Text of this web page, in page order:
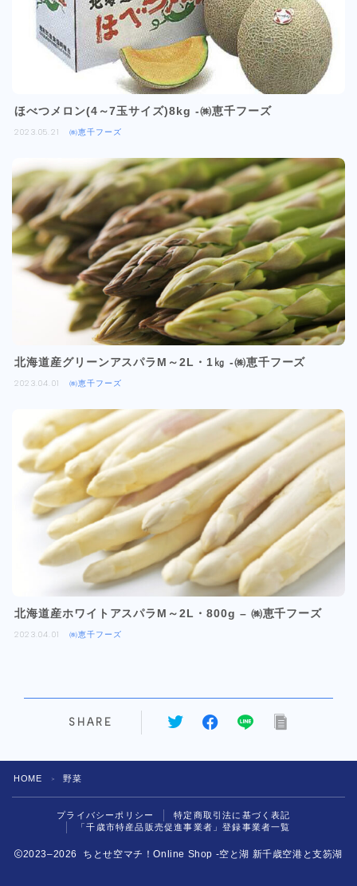
ほべつメロン(4～7玉サイズ)8kg -㈱恵千フーズ
2023.05.21 ㈱恵千フーズ
北海道産グリーンアスパラM～2L・1㎏ -㈱恵千フーズ
2023.04.01 ㈱恵千フーズ
北海道産ホワイトアスパラM～2L・800g – ㈱恵千フーズ
2023.04.01 ㈱恵千フーズ
SHARE
HOME ＞ 野菜
プライバシーポリシー
特定商取引法に基づく表記
「千歳市特産品販売促進事業者」登録事業者一覧
2023–2026 ちとせ空マチ！Online Shop -空と湖 新千歳空港と支笏湖